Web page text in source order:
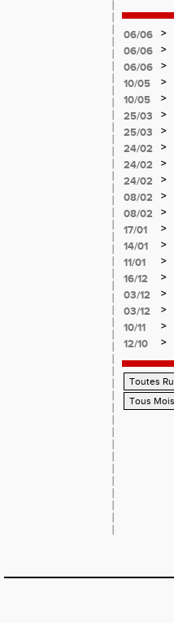
06/06 >
06/06
>
06/06
>
10/05
>
10/05
>
25/03
>
25/03
>
24/02
>
24/02
>
24/02
>
08/02
>
08/02
>
17/01
>
14/01
>
11/01
>
16/12
>
03/12
>
03/12
>
10/11
>
12/10
>